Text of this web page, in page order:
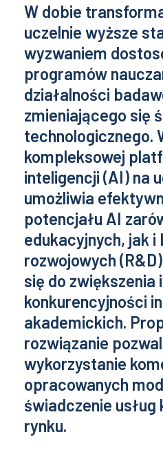
W dobie
uczelnie wyższe
wyzwaniem
programów
działalności
zmieniającego się
technologicznego.
kompleksowej
inteligencji (AI) na
umożliwia
potencjału AI
edukacyjnych, jak
rozwojowych
się do zwiększenia
konkurencyjności
akademickich.
rozwiązanie
wykorzystanie
opracowanych
świadczenie
rynku.